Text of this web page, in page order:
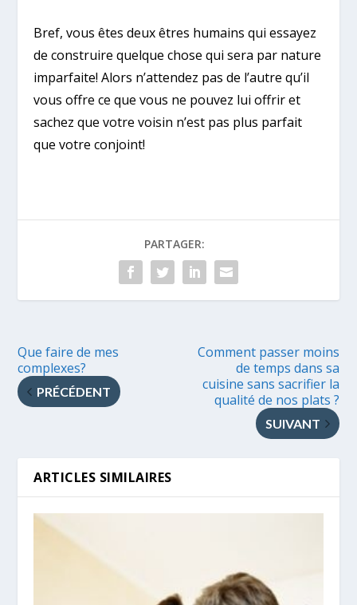
Bref, vous êtes deux êtres humains qui essayez
de construire quelque chose qui sera par nature
imparfaite! Alors n’attendez pas de l’autre qu’il
vous offre ce que vous ne pouvez lui offrir et
sachez que votre voisin n’est pas plus parfait
que votre conjoint!
PARTAGER:
Que faire de mes
complexes?
PRÉCÉDENT
Comment passer moins
de temps dans sa
cuisine sans sacrifier la
qualité de nos plats ?
SUIVANT
ARTICLES SIMILAIRES